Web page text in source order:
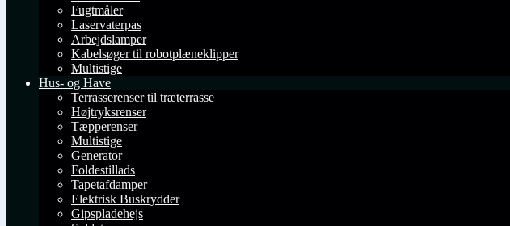
Fugtmåler
Laservaterpas
Arbejdslamper
Kabelsøger til robotplæneklipper
Multistige
Hus- og Have
Terrasserenser til træterrasse
Højtryksrenser
Tæpperenser
Multistige
Generator
Foldestillads
Tapetafdamper
Elektrisk Buskrydder
Gipspladehejs